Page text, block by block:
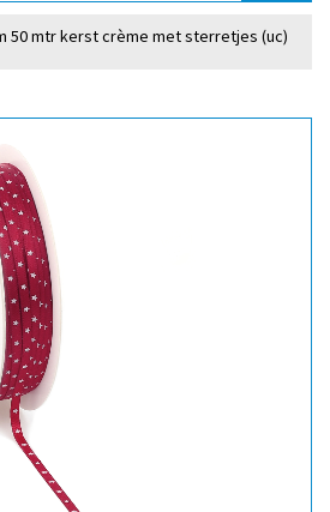
50 mtr kerst crème met sterretjes (uc)